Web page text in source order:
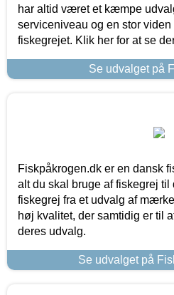
har altid været et kæmpe
serviceniveau og en stor
fiskegrejet. Klik her for at se
Se udvalget på
Fiskpåkrogen.dk er en dansk
alt du skal bruge af fiskegrej
fiskegrej fra et udvalg af
høj kvalitet, der samtidig er til
deres udvalg.
Se udvalget på